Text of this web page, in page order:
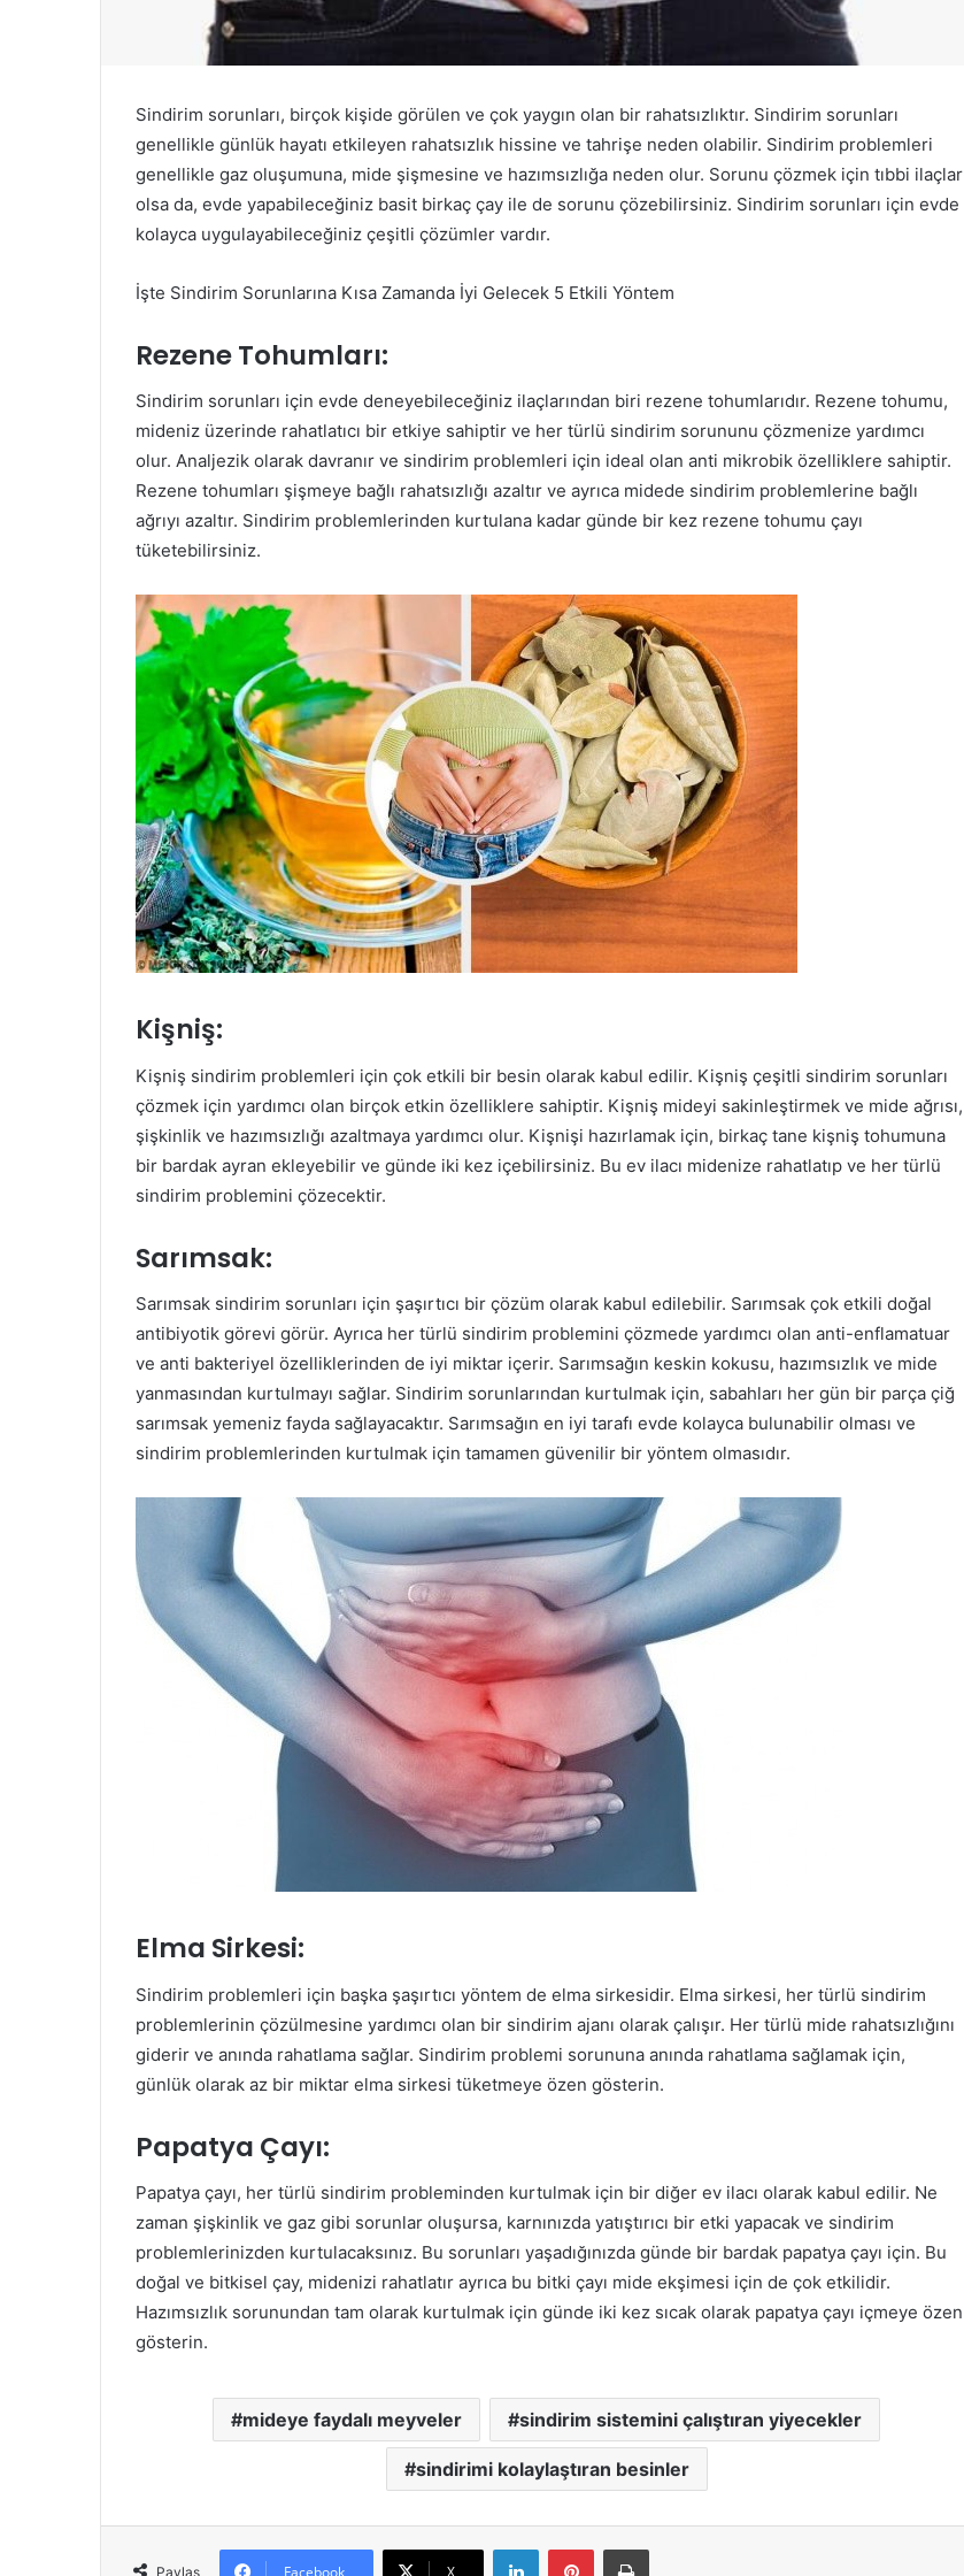
Sindirim sorunları, birçok kişide görülen ve çok yaygın olan bir rahatsızlıktır. Sindirim sorunları
genellikle günlük hayatı etkileyen rahatsızlık hissine ve tahrişe neden olabilir. Sindirim problemleri
genellikle gaz oluşumuna, mide şişmesine ve hazımsızlığa neden olur. Sorunu çözmek için tıbbi ilaçlar
olsa da, evde yapabileceğiniz basit birkaç çay ile de sorunu çözebilirsiniz. Sindirim sorunları için evde
kolayca uygulayabileceğiniz çeşitli çözümler vardır.
İşte Sindirim Sorunlarına Kısa Zamanda İyi Gelecek 5 Etkili Yöntem
Rezene Tohumları:
Sindirim sorunları için evde deneyebileceğiniz ilaçlarından biri rezene tohumlarıdır. Rezene tohumu,
mideniz üzerinde rahatlatıcı bir etkiye sahiptir ve her türlü sindirim sorununu çözmenize yardımcı
olur. Analjezik olarak davranır ve sindirim problemleri için ideal olan anti mikrobik özelliklere sahiptir.
Rezene tohumları şişmeye bağlı rahatsızlığı azaltır ve ayrıca midede sindirim problemlerine bağlı
ağrıyı azaltır. Sindirim problemlerinden kurtulana kadar günde bir kez rezene tohumu çayı
tüketebilirsiniz.
Kişniş:
Kişniş sindirim problemleri için çok etkili bir besin olarak kabul edilir. Kişniş çeşitli sindirim sorunları
çözmek için yardımcı olan birçok etkin özelliklere sahiptir. Kişniş mideyi sakinleştirmek ve mide ağrısı,
şişkinlik ve hazımsızlığı azaltmaya yardımcı olur. Kişnişi hazırlamak için, birkaç tane kişniş tohumuna
bir bardak ayran ekleyebilir ve günde iki kez içebilirsiniz. Bu ev ilacı midenize rahatlatıp ve her türlü
sindirim problemini çözecektir.
Sarımsak:
Sarımsak sindirim sorunları için şaşırtıcı bir çözüm olarak kabul edilebilir. Sarımsak çok etkili doğal
antibiyotik görevi görür. Ayrıca her türlü sindirim problemini çözmede yardımcı olan anti-enflamatuar
ve anti bakteriyel özelliklerinden de iyi miktar içerir. Sarımsağın keskin kokusu, hazımsızlık ve mide
yanmasından kurtulmayı sağlar. Sindirim sorunlarından kurtulmak için, sabahları her gün bir parça çiğ
sarımsak yemeniz fayda sağlayacaktır. Sarımsağın en iyi tarafı evde kolayca bulunabilir olması ve
sindirim problemlerinden kurtulmak için tamamen güvenilir bir yöntem olmasıdır.
Elma Sirkesi:
Sindirim problemleri için başka şaşırtıcı yöntem de elma sirkesidir. Elma sirkesi, her türlü sindirim
problemlerinin çözülmesine yardımcı olan bir sindirim ajanı olarak çalışır. Her türlü mide rahatsızlığını
giderir ve anında rahatlama sağlar. Sindirim problemi sorununa anında rahatlama sağlamak için,
günlük olarak az bir miktar elma sirkesi tüketmeye özen gösterin.
Papatya Çayı:
Papatya çayı, her türlü sindirim probleminden kurtulmak için bir diğer ev ilacı olarak kabul edilir. Ne
zaman şişkinlik ve gaz gibi sorunlar oluşursa, karnınızda yatıştırıcı bir etki yapacak ve sindirim
problemlerinizden kurtulacaksınız. Bu sorunları yaşadığınızda günde bir bardak papatya çayı için. Bu
doğal ve bitkisel çay, midenizi rahatlatır ayrıca bu bitki çayı mide ekşimesi için de çok etkilidir.
Hazımsızlık sorunundan tam olarak kurtulmak için günde iki kez sıcak olarak papatya çayı içmeye özen
gösterin.
mideye faydalı meyveler sindirim sistemini çalıştıran yiyecekler
sindirimi kolaylaştıran besinler
Paylaş
LinkedInPinterestYazdır